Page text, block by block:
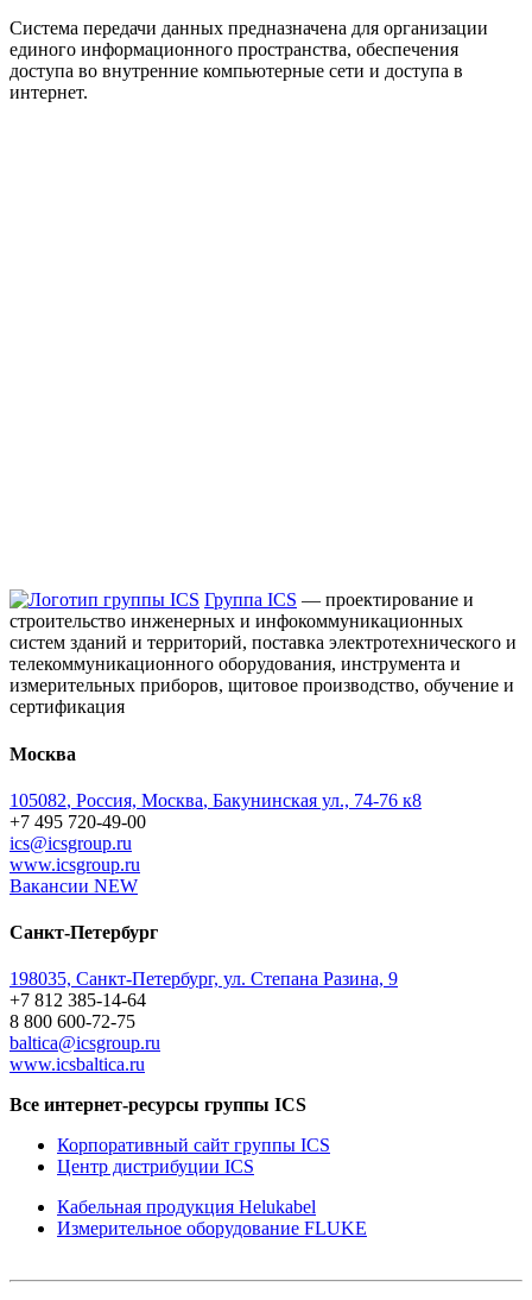
Система передачи данных предназначена для организации
единого информационного пространства, обеспечения
доступа во внутренние компьютерные сети и доступа в
интернет.
Группа ICS — проектирование и
строительство инженерных и инфокоммуникационных
систем зданий и территорий, поставка электротехнического и
телекоммуникационного оборудования, инструмента и
измерительных приборов, щитовое производство, обучение и
сертификация
Москва
105082, Россия, Москва, Бакунинская ул., 74-76 к8
+7 495 720-49-00
ics@icsgroup.ru
www.icsgroup.ru
Вакансии NEW
Санкт-Петербург
198035, Санкт-Петербург, ул. Степана Разина, 9
+7 812 385-14-64
8 800 600-72-75
baltica@icsgroup.ru
www.icsbaltica.ru
Все интернет-ресурсы группы ICS
Корпоративный сайт группы ICS
Центр дистрибуции ICS
Кабельная продукция Helukabel
Измерительное оборудование FLUKE